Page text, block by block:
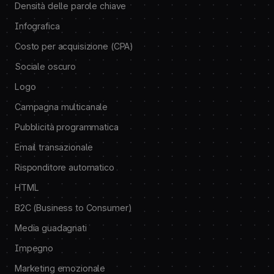
Densità delle parole chiave
Infografica
Costo per acquisizione (CPA)
Sociale oscuro
Logo
Campagna multicanale
Pubblicità programmatica
Email transazionale
Risponditore automatico
HTML
B2C (Business to Consumer)
Media guadagnati
Impegno
Marketing emozionale